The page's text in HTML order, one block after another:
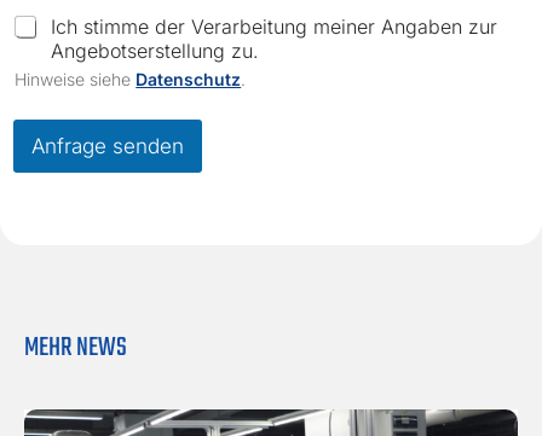
C
e
c
k
Ich stimme der Verarbeitung meiner Angaben zur
Angebotserstellung zu.
Hinweise siehe Datenschutz
Anfrage senden
MEHR NEWS